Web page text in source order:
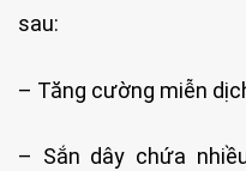
sau:
– Tăng cường miễn
– Sắn dây chứa